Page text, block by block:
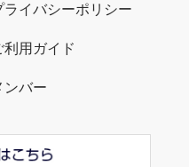
ライバシーポリシー
利用ガイド
ンバー